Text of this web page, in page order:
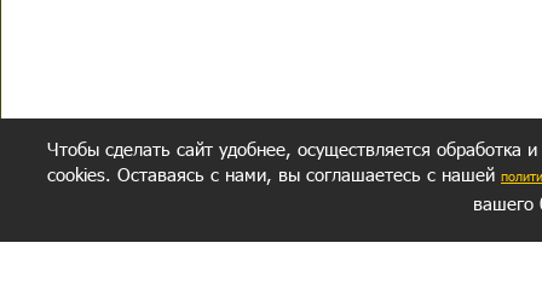
Чтобы сделать сайт удобнее, осуществляется обработка
cookies. Оставаясь с нами, вы соглашаетесь с нашей
вашего